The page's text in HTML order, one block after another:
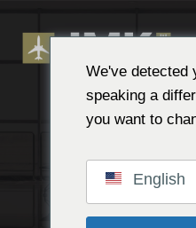
στο
περιεχόμενο
We've detected
speaking a
you want to
English